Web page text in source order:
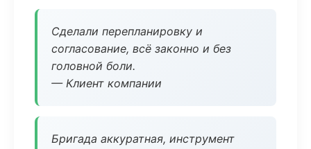
Сделали перепланировку и
согласование, всё законно и без
головной боли.
— Клиент компании
Бригада аккуратная, инструмент